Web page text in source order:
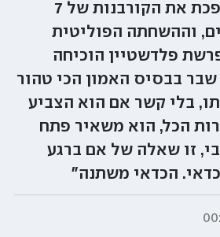
מכונת הרעל שהופכת את הקורבנות של 7
וההשחתה הפוליטית
פלדשטיין הוכיחה
בבסיס האמון הכי טהור
בלי קשר אם הוא הצביע
הכל, הוא משאיר פתח
זו שאלה של אם ברגע
כדאי. הכדאי משתנה"